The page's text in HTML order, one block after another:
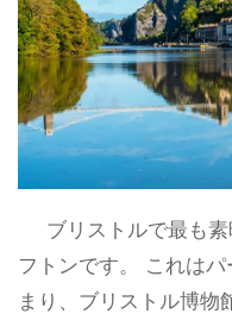
ブリストルで最も
フトンです。 これは
まり、ブリストル博物